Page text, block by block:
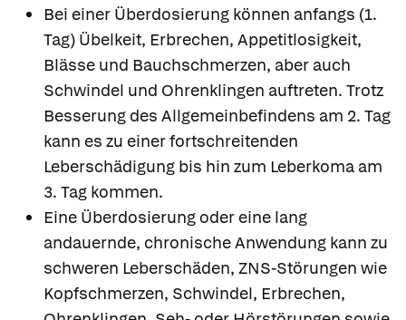
Bei einer Überdosierung können anfangs (1.
Tag) Übelkeit, Erbrechen, Appetitlosigkeit,
Blässe und Bauchschmerzen, aber auch
Schwindel und Ohrenklingen auftreten. Trotz
Besserung des Allgemeinbefindens am 2. Tag
kann es zu einer fortschreitenden
Leberschädigung bis hin zum Leberkoma am
3. Tag kommen.
Eine Überdosierung oder eine lang
andauernde, chronische Anwendung kann zu
schweren Leberschäden, ZNS-Störungen wie
Kopfschmerzen, Schwindel, Erbrechen,